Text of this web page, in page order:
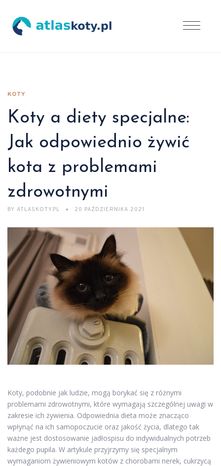
KOTY
Koty a diety specjalne:
Jak odpowiednio żywić
kota z problemami
zdrowotnymi
BY ATLASKOTY.PL 20 PAŹDZIERNIKA 2021
Koty, podobnie jak ludzie, mogą borykać się z różnymi
problemami zdrowotnymi, które wymagają szczególnej uwagi w
zakresie ich żywienia. Odpowiednia dieta może znacząco
wpłynąć na ich samopoczucie oraz jakość życia, dlatego tak
ważne jest dostosowanie jadłospisu do indywidualnych potrzeb
każdego pupila. W artykule przyjrzymy się specjalnym
wymaganiom żywieniowym kotów z chorobami nerek, cukrzycą